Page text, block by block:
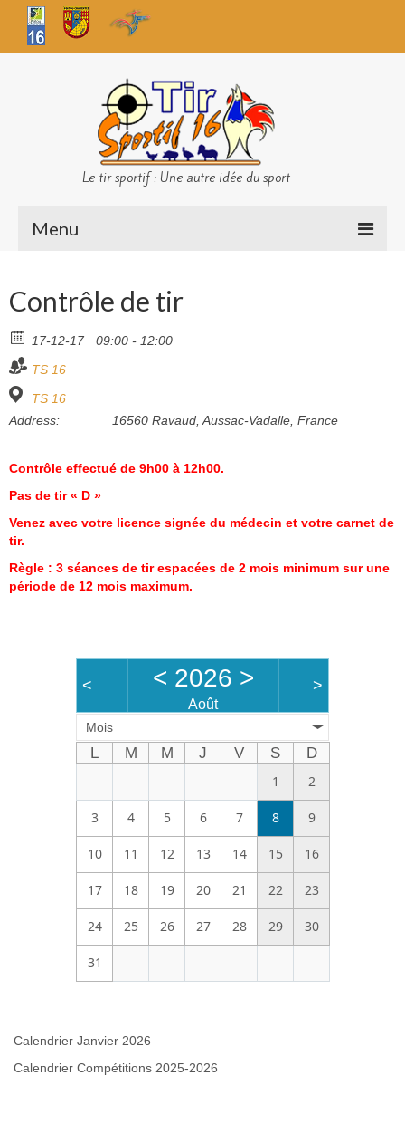
Le tir sportif : Une autre idée du sport
Menu
Sécurité
Bénévoles
Vidéos
Boutique
Contrôle de tir
17-12-17
09:00 - 12:00
TS 16
TS 16
Address:
16560 Ravaud, Aussac-Vadalle, France
Contrôle effectué de 9h00 à 12h00.
Pas de tir « D »
Venez avec votre licence signée du médecin et votre carnet de
tir.
Règle : 3 séances de tir espacées de 2 mois minimum sur une
période de 12 mois maximum.
< < 2026 >
Août
>
Mois
L M M J V S
D
1
2
3 4 5 6 7 8 9
10 11 12 13 14 15 16
17 18 19 20 21 22 23
24 25 26 27 28 29 30
31
Calendrier Janvier 2026
Calendrier Compétitions 2025-2026